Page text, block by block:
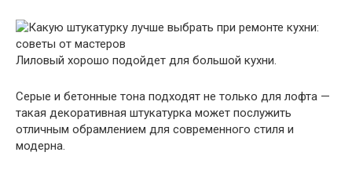
Лиловый хорошо подойдет для большой кухни.
Серые и бетонные тона подходят не только для лофта —
такая декоративная штукатурка может послужить
отличным обрамлением для современного стиля и
модерна.